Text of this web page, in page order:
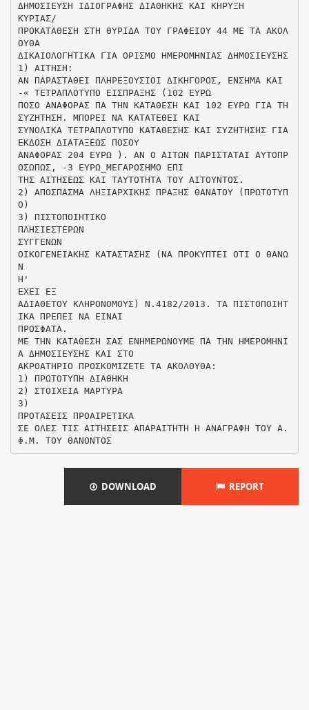
ΔΗΜΟΣΙΕΥΣΗ ΙΔΙΟΓΡΑΦΗΣ ΔΙΑΘΗΚΗΣ ΚΑΙ ΚΗΡΥΞΗ
ΚΥΡΙΑΣ/
ΠΡΟΚΑΤΑΘΕΣΗ ΣΤΗ ΘΥΡΙΔΑ ΤΟΥ ΓΡΑΦΕΙΟΥ 44 ΜΕ ΤΑ ΑΚΟΛ
ΟΥΘΑ
ΔΙΚΑΙΟΛΟΓΗΤΙΚΑ ΓΙΑ ΟΡΙΣΜΟ ΗΜΕΡΟΜΗΝΙΑΣ ΔΗΜΟΣΙΕΥΣΗΣ
1) ΑΙΤΗΣΗ:
ΑΝ ΠΑΡΑΣΤΑΘΕΙ ΠΛΗΡΕΞΟΥΣΙΟΙ ΔΙΚΗΓΟΡΟΣ, ΕΝΣΗΜΑ ΚΑΙ
-« ΤΕΤΡΑΠΛΟΤΥΠΟ ΕΙΣΠΡΑΞΗΣ (102 ΕΥΡΩ
ΠΟΣΟ ΑΝΑΦΟΡΑΣ ΠΑ ΤΗΝ ΚΑΤΑΘΕΣΗ ΚΑΙ 102 ΕΥΡΩ ΓΙΑ ΤΗ
ΣΥΖΗΤΗΣΗ. ΜΠΟΡΕΙ ΝΑ ΚΑΤΑΤΕΘΕΙ ΚΑΙ
ΣΥΝΟΛΙΚΑ ΤΕΤΡΑΠΛΟΤΥΠΟ ΚΑΤΑΘΕΣΗΣ ΚΑΙ ΣΥΖΗΤΗΣΗΣ ΓΙΑ
ΕΚΔΟΣΗ ΔΙΑΤΑΞΕΩΣ ΠΟΣΟΥ
ΑΝΑΦΟΡΑΣ 204 ΕΥΡΩ ). ΑΝ Ο ΑΙΤΩΝ ΠΑΡΙΣΤΑΤΑΙ ΑΥΤΟΠΡ
ΟΣΩΠΩΣ, -3 ΕΥΡΩ_ΜΕΓΑΡΟΣΗΜΟ ΕΠΙ
ΤΗΣ ΑΙΤΗΣΕΩΣ ΚΑΙ ΤΑΥΤΟΤΗΤΑ ΤΟΥ ΑΙΤΟΥΝΤΟΣ.
2) ΑΠΟΣΠΑΣΜΑ ΛΗΞΙΑΡΧΙΚΗΣ ΠΡΑΞΗΣ ΘΑΝΑΤΟΥ (ΠΡΩΤΟΤΥΠ
Ο)
3) ΠΙΣΤΟΠΟΙΗΤΙΚΟ
ΠΛΗΣΙΕΣΤΕΡΩΝ
ΣΥΓΓΕΝΩΝ
ΟΙΚΟΓΕΝΕΙΑΚΗΣ ΚΑΤΑΣΤΑΣΗΣ (ΝΑ ΠΡΟΚΥΠΤΕΙ ΟΤΙ Ο ΘΑΝΩ
Ν
Η'
ΕΧΕΙ ΕΞ
ΑΔΙΑΘΕΤΟΥ ΚΛΗΡΟΝΟΜΟΥΣ) Ν.4182/2013. ΤΑ ΠΙΣΤΟΠΟΙΗΤ
ΙΚΑ ΠΡΕΠΕΙ ΝΑ ΕΙΝΑΙ
ΠΡΟΣΦΑΤΑ.
ΜΕ ΤΗΝ ΚΑΤΑΘΕΣΗ ΣΑΣ ΕΝΗΜΕΡΩΝΟΥΜΕ ΠΑ ΤΗΝ ΗΜΕΡΟΜΗΝΙ
Α ΔΗΜΟΣΙΕΥΣΗΣ ΚΑΙ ΣΤΟ
ΑΚΡΟΑΤΗΡΙΟ ΠΡΟΣΚΟΜΙΖΕΤΕ ΤΑ ΑΚΟΛΟΥΘΑ:
1) ΠΡΩΤΟΤΥΠΗ ΔΙΑΘΗΚΗ
2) ΣΤΟΙΧΕΙΑ ΜΑΡΤΥΡΑ
3)
ΠΡΟΤΑΣΕΙΣ ΠΡΟΑΙΡΕΤΙΚΑ
ΣΕ ΟΛΕΣ ΤΙΣ ΑΙΤΗΣΕΙΣ ΑΠΑΡΑΙΤΗΤΗ Η ΑΝΑΓΡΑΦΗ ΤΟΥ Α.
Φ.Μ. ΤΟΥ ΘΑΝΟΝΤΟΣ
DOWNLOAD REPORT